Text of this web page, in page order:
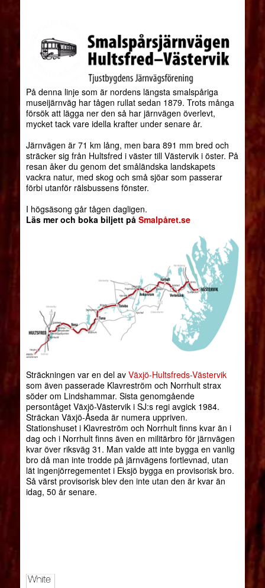
På denna linje som är nordens längsta smalspåriga
museijärnväg har tågen rullat sedan 1879. Trots många
försök att lägga ner den så har järnvägen överlevt,
mycket tack vare idella krafter under senare år.
Järnvägen är 71 km lång, men bara 891 mm bred och
sträcker sig från Hultsfred i väster till Västervik i öster. På
resan åker du genom det småländska landskapets
vackra natur, med skog och små sjöar som passerar
förbi utanför rälsbussens fönster.
I högsäsong går tågen dagligen.
Läs mer och boka biljett på Smalpåret.se
Sträckningen var en del av Växjö-Hultsfreds-Västervik
som även passerade Klavreström och Norrhult strax
söder om Lindshammar. Sista genomgående
persontåget Växjö-Västervik i SJ:s regi avgick 1984.
Sträckan Växjö-Åseda är numera uppriven.
Stationshuset i Klavreström och Norrhult finns kvar än i
dag och i Norrhult finns även en militärbro för järnvägen
kvar över riksväg 31. Man valde att inte bygga en vanlig
bro då man inte trodde på järnvägens fortlevnad, utan
lät ingenjörregementet i Eksjö bygga en provisorisk bro.
Så värst provisorisk blev den inte utan den är kvar än
idag, 50 år senare.